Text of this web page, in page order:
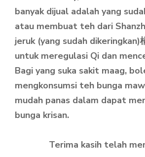
banyak dijual adalah yang
atau membuat teh dari
jeruk (yang sudah dikeringkan)
untuk meregulasi Qi dan
Bagi yang suka sakit maag,
mengkonsumsi teh bunga
mudah panas dalam dapat
bunga krisan.
Terima kasih telah